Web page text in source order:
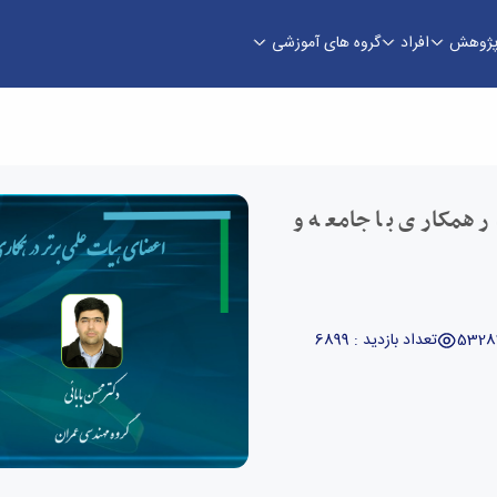
پژوهش افراد گروه های آموزشی
مهندسی
همکاری با جامعه و
تعداد بازدید : 6899